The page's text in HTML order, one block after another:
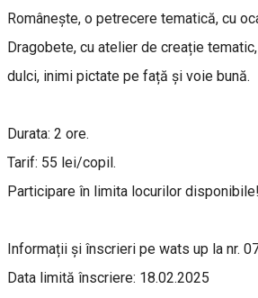
Românește, o petrecere tematică, cu
Dragobete, cu atelier de creație
dulci, inimi pictate pe față și voie bună.
Durata: 2 ore.
Tarif: 55 lei/copil.
Participare în limita locurilor disponibile!
Informații și înscrieri pe wats up la nr.
Data limită înscriere: 18.02.2025